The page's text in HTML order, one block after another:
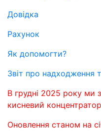
Довідка
Рахунок
Як допомогти?
Звіт про надходження
В грудні 2025 року ми
кисневий
Оновлення станом на